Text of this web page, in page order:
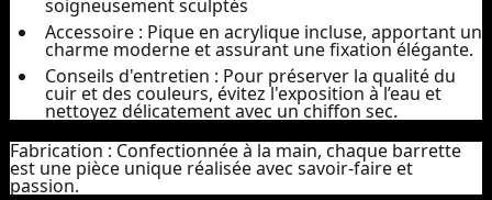
soigneusement sculptés
Accessoire : Pique en acrylique incluse, apportant un
charme moderne et assurant une fixation élégante.
Conseils d'entretien : Pour préserver la qualité du
cuir et des couleurs, évitez l'exposition à l’eau et
nettoyez délicatement avec un chiffon sec.
Fabrication : Confectionnée à la main, chaque barrette
est une pièce unique réalisée avec savoir-faire et
passion.